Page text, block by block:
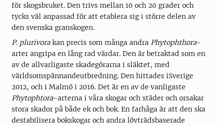
för skogsbruket. Den trivs mellan 10 och 20 grader och
tycks väl anpassad för att etablera sig i större delen av
den svenska granskogen.
P. plurivora kan precis som många andra Phytophthora-
arter angripa en lång rad värdar. Den är betraktad som en
av de allvarligaste skadegörarna i släktet, med
världsomspännandeutbredning. Den hittades iSverige
2012, och i Malmö i 2016. Det är en av de vanligaste
Phytophtora-arterna i våra skogar och städer och orsakar
stora skador på både ek och bok. En farhåga är att den ska
destabilisera bokskogar och andra lövträdsbaserade